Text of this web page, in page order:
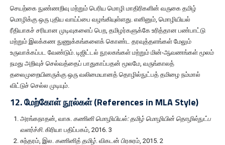
செயற்கை நுண்ணறிவு மற்றும் பெரிய மொழி மாதிரிகளின் வருகை தமிழ்
மொழிக்கு ஒரு புதிய வாய்ப்பை வழங்கியுள்ளது. எனினும், மொழியியல்
ரீதியாகச் சரியான முடிவுகளைப் பெற, தமிழர்களுக்கே உரித்தான பண்பாட்டு
மற்றும் இலக்கண நுணுக்கங்களைக் கொண்ட தரவுத்தளங்கள் மேலும்
உருவாக்கப்பட வேண்டும். டிஜிட்டல் நூலகங்கள் மற்றும் மின்-ஆவணங்கள் மூலம்
நமது அறிவுச் செல்வத்தைப் பாதுகாப்பதன் மூலமே, வருங்காலத்
தலைமுறையினருக்கு ஒரு வலிமையானத் தொழில்நுட்பத் தமிழை நம்மால்
விட்டுச் செல்ல முடியும்.
12. மேற்கோள் நூல்கள் (References in MLA Style)
அரங்கநாதன், வாசு. கணினி மொழியியல்: தமிழ் மொழியின் தொழில்நுட்ப
வளர்ச்சி. கிரியா பதிப்பகம், 2016. 3
சுந்தரம், இல. கணினித் தமிழ். விகடன் பிரசுரம், 2015. 2